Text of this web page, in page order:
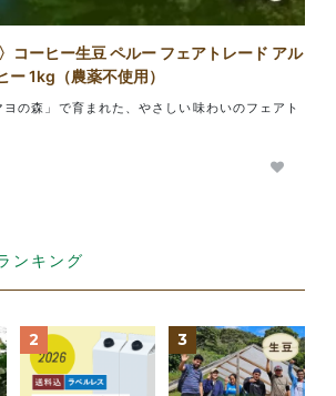
コーヒー生豆 ペルー フェアトレード アル
ー 1kg（農薬不使用）
の森」で育まれた、やさしい味わいのフェアト
ンキング
2 3